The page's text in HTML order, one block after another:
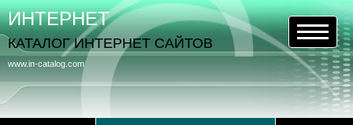
www.in-catalog.com
ИНТЕРНЕТ
КАТАЛОГ ИНТЕРНЕТ САЙТОВ